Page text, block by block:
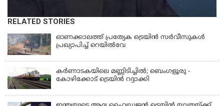
RELATED STORIES
ഓണക്കാലത്ത് പ്രത്യേക ട്രെയിൻ സര്‍വീസുകള്‍
പ്രഖ്യാപിച്ച് റെയില്‍വേ
കര്‍ണാടകയിലെ മണ്ണിടിച്ചില്‍; ബെംഗളൂരു -
കോഴിക്കോട് ട്രെയിൻ റദ്ദാക്കി